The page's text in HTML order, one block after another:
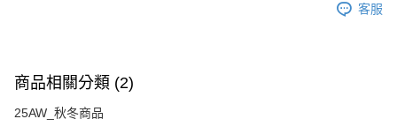
客服
商品相關分類 (2)
25AW_秋冬商品